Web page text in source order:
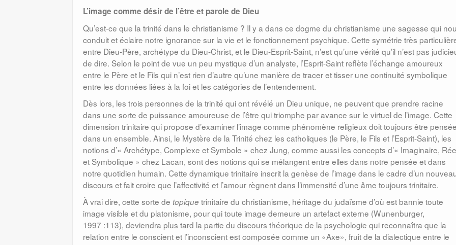
L’image comme désir de l’être et parole de Dieu
Qu’est-ce que la trinité dans le christianisme ? Il y a dans ce dogme du christianisme une sagesse qui
conduit et éclaire notre ignorance sur la vie et le fonctionnement psychique. Cette symétrie très
entre Dieu-Père, archétype du Dieu-Christ, et le Dieu-Esprit-Saint, n’est qu’une vérité qu’il n’est pas
de dire. Selon le point de vue un peu mystique d’un analyste, l’Esprit-Saint reflète l’échange amoureux
entre le Père et le Fils qui n’est rien d’autre qu’une manière de tracer et tisser une continuité symbolique
entre les données liées à la foi et les catégories de l’entendement.
Dès lors, les trois personnes de la trinité qui ont révélé un Dieu unique, ne peuvent que prendre racine
dans une sorte de puissance amoureuse de l’être qui triomphe par avance sur le virtuel de l’image. Cette
dimension trinitaire qui propose d’examiner l’image comme phénomène religieux doit toujours être
dans un ensemble. Ainsi, le Mystère de la Trinité chez les catholiques (le Père, le Fils et l’Esprit-Saint), les
notions d’« Archétype, Complexe et Symbole » chez Jung, comme aussi les concepts d’« Imaginaire,
et Symbolique » chez Lacan, sont des notions qui se mélangent entre elles dans notre pensée et dans
notre quotidien humain. Cette dynamique trinitaire inscrit la genèse de l’image dans le cadre d’un
discours et fait croire que l’affectivité et l’amour règnent dans l’immensité d’une âme toujours trinitaire.
À vrai dire, cette sorte de topique trinitaire du christianisme, héritage du judaïsme d’où est bannie toute
image visible et du platonisme, pour qui toute image demeure un artefact externe (Wunenburger,
1997 :113), deviendra plus tard la partie du discours théorique de la psychologie qui reconnaîtra que la
relation entre le conscient et l’inconscient est composée comme un «Axe», fruit de la dialectique entre le